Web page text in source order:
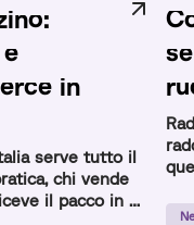
in
serve tutto il
chi vende
il pacco in 3